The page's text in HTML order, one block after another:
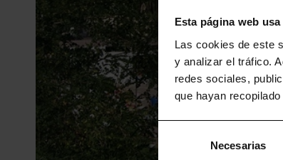
Esta página web
Las cookies de este
y analizar el tráfico.
redes sociales,
que hayan
Selección
Necesarias